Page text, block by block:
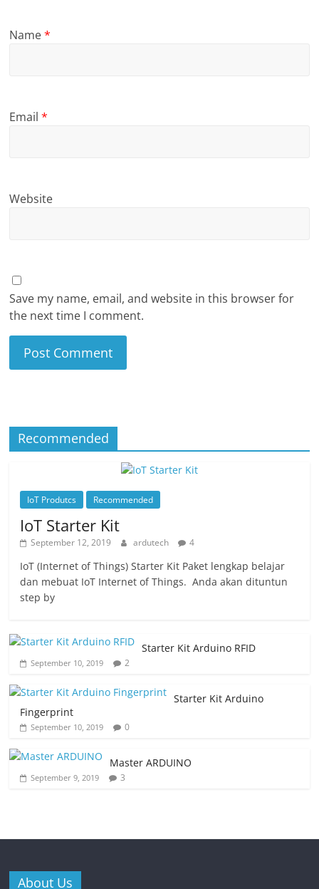
Name*
Email*
Website
Save my name, email, and website in this browser for
the next time I comment.
Recommended
IoT Produtcs Recommended
IoT Starter Kit
September 12, 2019 ardutech 4
IoT (Internet of Things) Starter Kit Paket lengkap belajar
dan mebuat IoT Internet of Things. Anda akan dituntun
step by
Starter Kit Arduino RFID
September 10, 2019 2
Starter Kit Arduino
Fingerprint
September 10, 2019 0
Master ARDUINO
September 9, 2019 3
About Us